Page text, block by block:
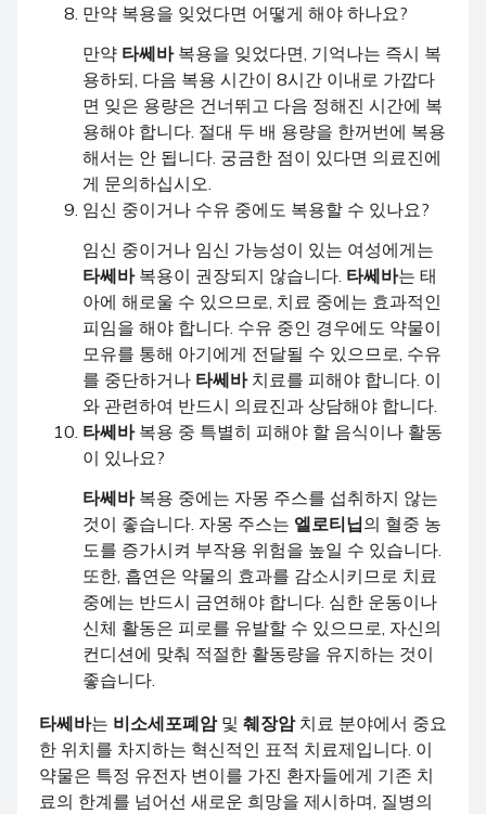
만약 복용을 잊었다면 어떻게 해야 하나요?
만약 타쎄바복용을 잊었다면, 기억나는 즉시 복
용하되, 다음 복용 시간이 8시간 이내로 가깝다
면 잊은 용량은 건너뛰고 다음 정해진 시간에 복
용해야 합니다. 절대 두 배 용량을 한꺼번에 복용
해서는 안 됩니다. 궁금한 점이 있다면 의료진에
게 문의하십시오.
임신 중이거나 수유 중에도 복용할 수 있나요?
임신 중이거나 임신 가능성이 있는 여성에게는
타쎄바복용이 권장되지 않습니다. 타쎄바는 태
아에 해로울 수 있으므로, 치료 중에는 효과적인
피임을 해야 합니다. 수유 중인 경우에도 약물이
모유를 통해 아기에게 전달될 수 있으므로, 수유
를 중단하거나 타쎄바치료를 피해야 합니다. 이
와 관련하여 반드시 의료진과 상담해야 합니다.
타쎄바복용 중 특별히 피해야 할 음식이나 활동
이 있나요?
타쎄바복용 중에는 자몽 주스를 섭취하지 않는
것이 좋습니다. 자몽 주스는 엘로티닙의 혈중 농
도를 증가시켜 부작용 위험을 높일 수 있습니다.
또한, 흡연은 약물의 효과를 감소시키므로 치료
중에는 반드시 금연해야 합니다. 심한 운동이나
신체 활동은 피로를 유발할 수 있으므로, 자신의
컨디션에 맞춰 적절한 활동량을 유지하는 것이
좋습니다.
타쎄바는 비소세포폐암및 췌장암치료 분야에서 중요
한 위치를 차지하는 혁신적인 표적 치료제입니다. 이
약물은 특정 유전자 변이를 가진 환자들에게 기존 치
료의 한계를 넘어선 새로운 희망을 제시하며, 질병의